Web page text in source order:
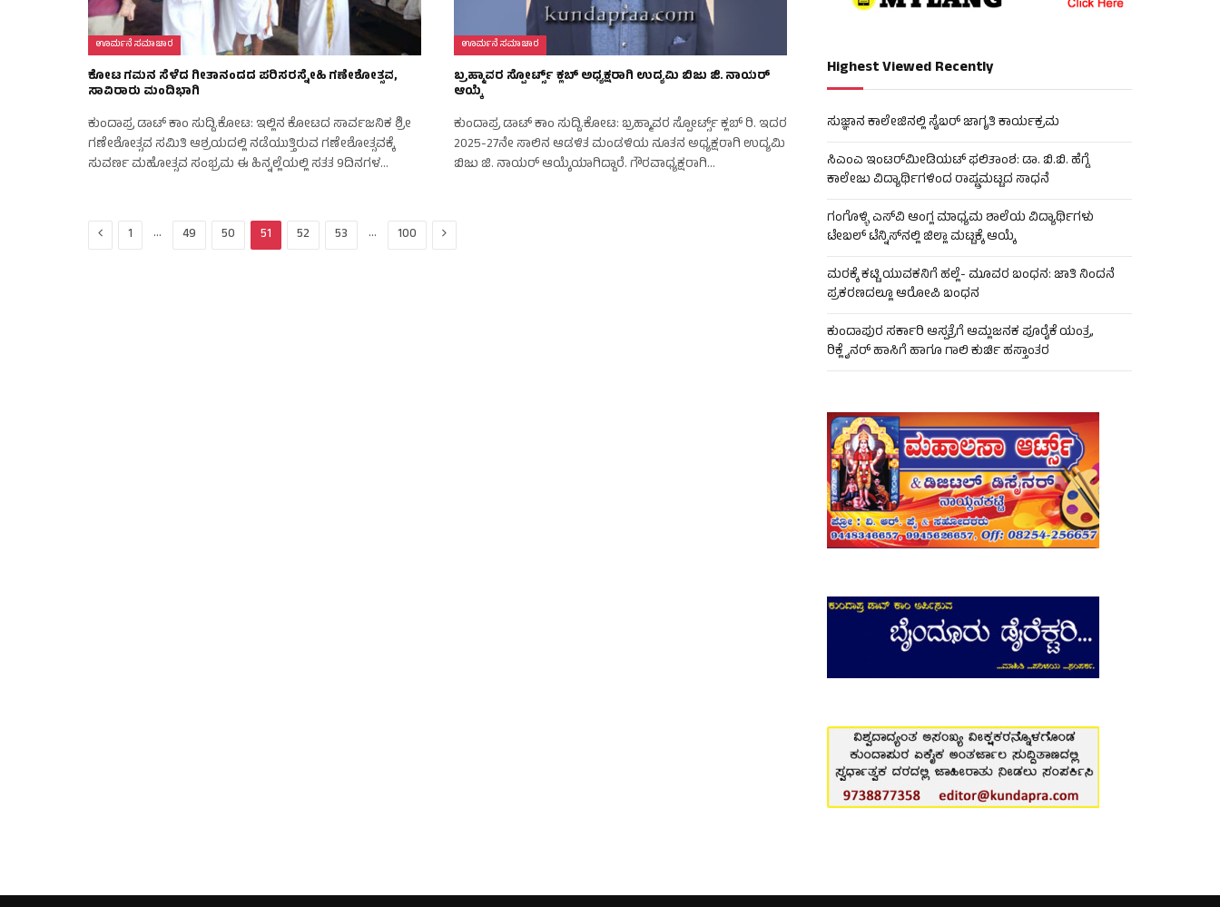
ಊರ್ಮನೆ ಸಮಾಚಾರ
ಕೋಟ ಗಮನ ಸೆಳೆದ ಗೀತಾನಂದದ ಪರಿಸರಸ್ನೇಹಿ ಗಣೇಶೋತ್ಸವ,
ಸಾವಿರಾರು ಮಂದಿಭಾಗಿ
ಕುಂದಾಪ್ರ ಡಾಟ್‌ ಕಾಂ ಸುದ್ದಿ.ಕೋಟ: ಇಲ್ಲಿನ ಕೋಟದ ಸಾರ್ವಜನಿಕ ಶ್ರೀ
ಗಣೇಶೋತ್ಸವ ಸಮಿತಿ ಆಶ್ರಯದಲ್ಲಿ ನಡೆಯುತ್ತಿರುವ ಗಣೇಶೋತ್ಸವಕ್ಕೆ
ಸುವರ್ಣ ಮಹೋತ್ಸವ ಸಂಭ್ರಮ ಈ ಹಿನ್ನಲ್ಲೆಯಲ್ಲಿ ಸತತ 9ದಿನಗಳ…
ಊರ್ಮನೆ ಸಮಾಚಾರ
ಬ್ರಹ್ಮಾವರ ಸ್ಪೋರ್ಟ್ಸ್ ಕ್ಲಬ್ ಅಧ್ಯಕ್ಷರಾಗಿ ಉದ್ಯಮಿ ಬಿಜು ಜಿ. ನಾಯರ್
ಆಯ್ಕೆ
ಕುಂದಾಪ್ರ ಡಾಟ್‌ ಕಾಂ ಸುದ್ದಿ.ಕೋಟ: ಬ್ರಹ್ಮಾವರ ಸ್ಪೋರ್ಟ್ಸ್ ಕ್ಲಬ್ ರಿ. ಇದರ
2025-27ನೇ ಸಾಲಿನ ಆಡಳಿತ ಮಂಡಳಿಯ ನೂತನ ಅಧ್ಯಕ್ಷರಾಗಿ ಉದ್ಯಮಿ
ಬಿಜು ಜಿ. ನಾಯರ್ ಆಯ್ಕೆಯಾಗಿದ್ದಾರೆ. ಗೌರವಾಧ್ಯಕ್ಷರಾಗಿ…
Previous
1 … 49 50 51 52 53 … 100 Next
Highest Viewed Recently
ಸುಜ್ಞಾನ ಕಾಲೇಜಿನಲ್ಲಿ ಸೈಬರ್ ಜಾಗೃತಿ ಕಾರ್ಯಕ್ರಮ
ಸಿಎಂಎ ಇಂಟರ್‌ಮೀಡಿಯಟ್ ಫಲಿತಾಂಶ: ಡಾ. ಬಿ.ಬಿ. ಹೆಗ್ಡೆ
ಕಾಲೇಜು ವಿದ್ಯಾರ್ಥಿಗಳಿಂದ ರಾಷ್ಟ್ರಮಟ್ಟದ ಸಾಧನೆ
ಗಂಗೊಳ್ಳಿ ಎಸ್‌ವಿ ಆಂಗ್ಲ ಮಾಧ್ಯಮ ಶಾಲೆಯ ವಿದ್ಯಾರ್ಥಿಗಳು
ಟೇಬಲ್‌ ಟೆನ್ನಿಸ್‌ನಲ್ಲಿ ಜಿಲ್ಲಾ ಮಟ್ಟಕ್ಕೆ ಆಯ್ಕೆ
ಮರಕ್ಕೆ ಕಟ್ಟಿ ಯುವಕನಿಗೆ ಹಲ್ಲೆ- ಮೂವರ ಬಂಧನ: ಜಾತಿ ನಿಂದನೆ
ಪ್ರಕರಣದಲ್ಲೂ ಆರೋಪಿ ಬಂಧನ
ಕುಂದಾಪುರ ಸರ್ಕಾರಿ ಆಸ್ಪತ್ರೆಗೆ ಆಮ್ಲಜನಕ ಪೂರೈಕೆ ಯಂತ್ರ,
ರಿಕ್ಲೈನರ್ ಹಾಸಿಗೆ ಹಾಗೂ ಗಾಲಿ ಕುರ್ಚಿ ಹಸ್ತಾಂತರ